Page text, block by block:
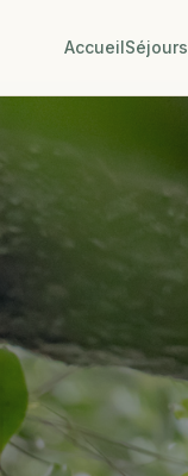
AccueilSéjours